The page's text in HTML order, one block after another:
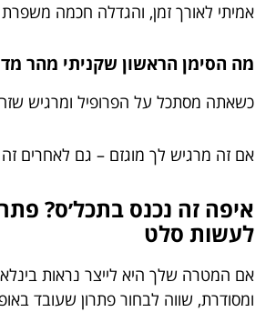
אמיתי לאורך זמן, והגדלה חכמה
מה הסימן הראשון שקניתי מהר
כשאתה מסתכל על הפרופיל ומרגיש
אם זה מרגיש לך מוגזם – גם לאחרים זה
איפה זה נכנס בתכל׳ס?
לעשות סלט
אם המטרה שלך היא לייצר נראות
ומסודרת, שווה לבחור פתרון שעובד